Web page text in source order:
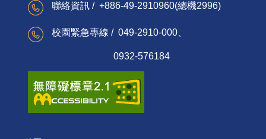
聯絡資訊 / +886-49-2910960(總機2996)
校園緊急專線 / 049-2910-000、
0932-576184